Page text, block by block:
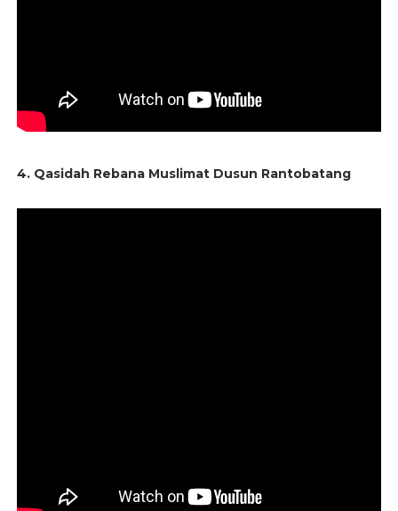
4. Qasidah Rebana Muslimat Dusun Rantobatang